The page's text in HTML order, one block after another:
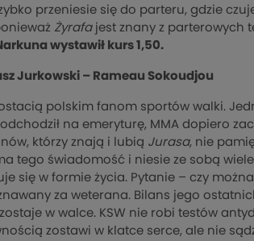
przeniesie się do parteru, gdzie
Żyrafajest znany z parterowych
wystawił kurs 1,50.
Jurkowski – Rameau Sokoudjou
polskim fanom sportów walki.
na emeryturę, MMA dopiero
którzy znają i lubią Jurasa, nie
tego świadomość i niesie ze sobą
się w formie życia. Pytanie – czy
za weterana. Bilans jego
w walce. KSW nie robi testów
zostawi w klatce serce, ale nie